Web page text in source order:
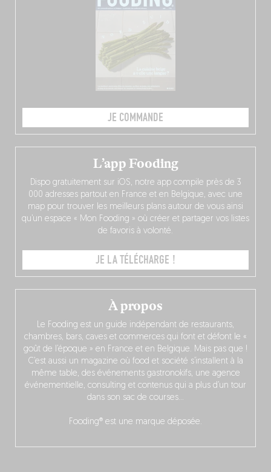
JE COMMANDE
À propos
Le Fooding est un guide indépendant de restaurants,
chambres, bars, caves et commerces qui font et défont le «
goût de l’époque » en France et en Belgique. Mais pas que !
C’est aussi un magazine où food et société s’installent à la
même table, des événements gastronokifs, une agence
événementielle, consulting et contenus qui a plus d’un tour
dans son sac de courses…
Fooding® est une marque déposée.
L’app Fooding
Dispo gratuitement sur iOS, notre app compile près de 3
000 adresses partout en France et en Belgique, avec une
map pour trouver les meilleurs plans autour de vous ainsi
qu’un espace « Mon Fooding » où créer et partager vos listes
de favoris à volonté.
JE LA TÉLÉCHARGE !